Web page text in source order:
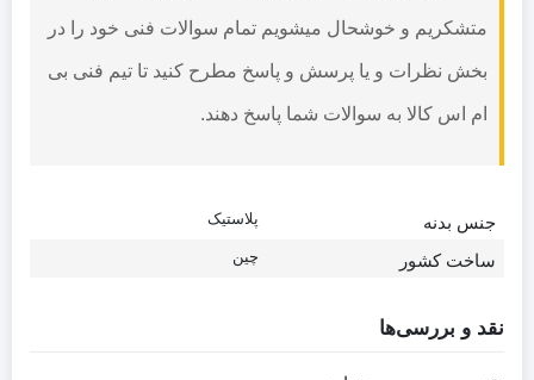
متشکریم و خوشحال میشویم تمام سوالات فنی خود را در
بخش نظرات و یا پرسش و پاسخ مطرح کنید تا تیم فنی بی
ام اس کالا به سوالات شما پاسخ دهند.
جنس بدنه پلاستیک
ساخت کشور چین
نقد و بررسی‌ها